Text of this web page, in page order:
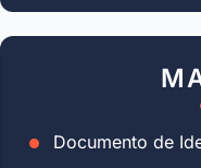
Documento de